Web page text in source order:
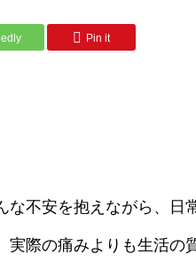
Pin it
な不安を抱えながら、日
実際の痛みよりも生活の